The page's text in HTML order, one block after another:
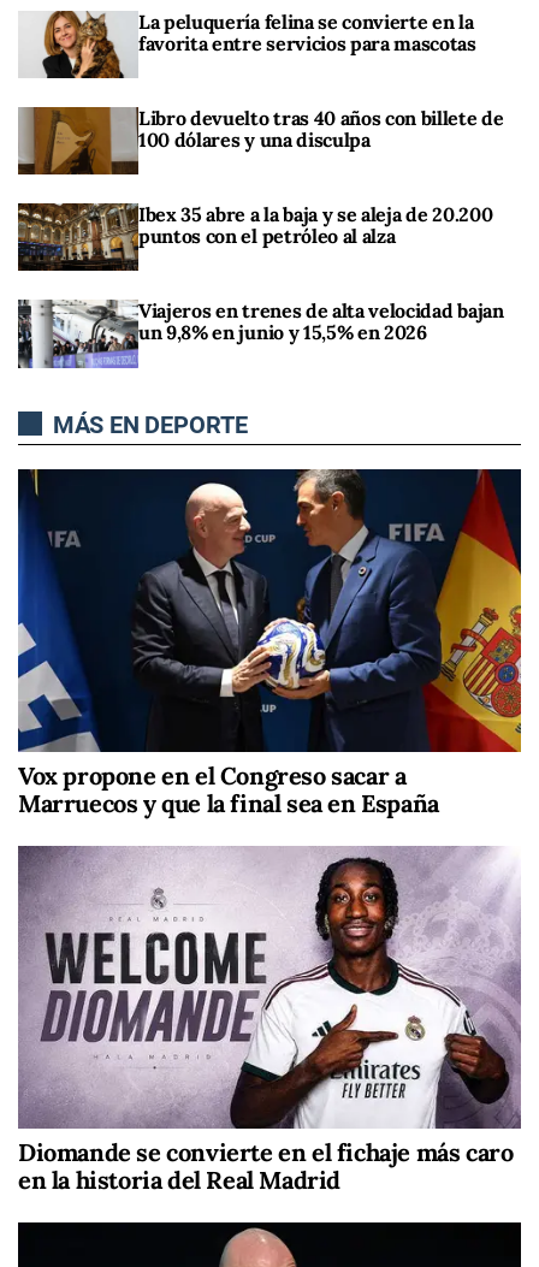
La peluquería felina se convierte en la
favorita entre servicios para mascotas
Libro devuelto tras 40 años con billete de
100 dólares y una disculpa
Ibex 35 abre a la baja y se aleja de 20.200
puntos con el petróleo al alza
Viajeros en trenes de alta velocidad bajan
un 9,8% en junio y 15,5% en 2026
MÁS EN DEPORTE
Vox propone en el Congreso sacar a
Marruecos y que la final sea en España
Diomande se convierte en el fichaje más caro
en la historia del Real Madrid